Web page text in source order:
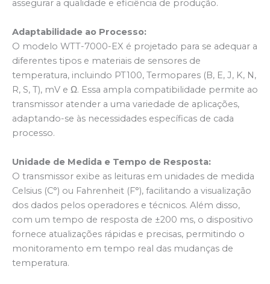
assegurar a qualidade e eficiência de produção.
Adaptabilidade ao Processo:
O modelo WTT-7000-EX é projetado para se adequar a
diferentes tipos e materiais de sensores de
temperatura, incluindo PT100, Termopares (B, E, J, K, N,
R, S, T), mV e Ω. Essa ampla compatibilidade permite ao
transmissor atender a uma variedade de aplicações,
adaptando-se às necessidades específicas de cada
processo.
Unidade de Medida e Tempo de Resposta:
O transmissor exibe as leituras em unidades de medida
Celsius (C°) ou Fahrenheit (F°), facilitando a visualização
dos dados pelos operadores e técnicos. Além disso,
com um tempo de resposta de ±200 ms, o dispositivo
fornece atualizações rápidas e precisas, permitindo o
monitoramento em tempo real das mudanças de
temperatura.